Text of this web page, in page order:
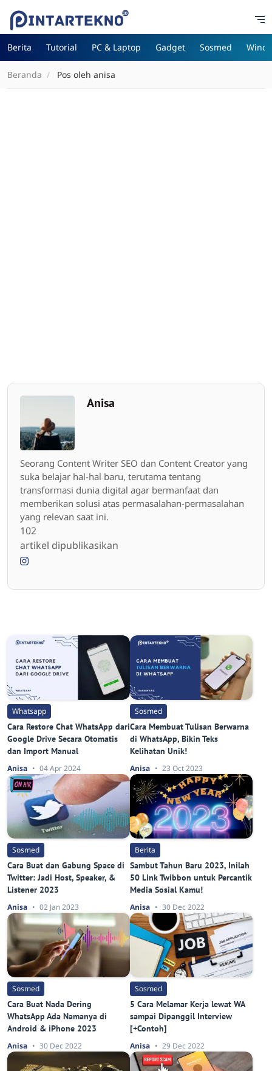
Berita Tutorial PC & Laptop Gadget Sosmed
Beranda Pos oleh anisa
Anisa
Seorang Content Writer SEO dan Content Creator yang
suka belajar hal-hal baru, terutama tentang
transformasi dunia digital agar bermanfaat dan
memberikan solusi atas permasalahan-permasalahan
yang relevan saat ini.
102
artikel dipublikasikan
Whatsapp
Cara Restore Chat WhatsApp dari
Google Drive Secara Otomatis
dan Import Manual
Anisa 04 Apr 2024
Sosmed
Cara Membuat Tulisan Berwarna
di WhatsApp, Bikin Teks
Kelihatan Unik!
Anisa 23 Oct 2023
Sosmed
Cara Buat dan Gabung Space di
Twitter: Jadi Host, Speaker, &
Listener 2023
Anisa 02 Jan 2023
Berita
Sambut Tahun Baru 2023, Inilah
50 Link Twibbon untuk Percantik
Media Sosial Kamu!
Anisa 30 Dec 2022
Sosmed
Cara Buat Nada Dering
WhatsApp Ada Namanya di
Android & iPhone 2023
Anisa 30 Dec 2022
Sosmed
5 Cara Melamar Kerja lewat WA
sampai Dipanggil Interview
[+Contoh]
Anisa 29 Dec 2022